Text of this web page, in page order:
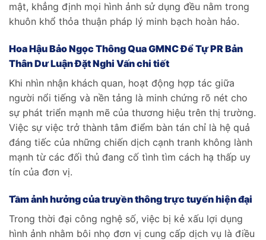
mật, khẳng định mọi hình ảnh sử dụng đều nằm trong
khuôn khổ thỏa thuận pháp lý minh bạch hoàn hảo.
Hoa Hậu Bảo Ngọc Thông Qua GMNC Để Tự PR Bản
Thân Dư Luận Đặt Nghi Vấn chi tiết
Khi nhìn nhận khách quan, hoạt động hợp tác giữa
người nổi tiếng và nền tảng là minh chứng rõ nét cho
sự phát triển mạnh mẽ của thương hiệu trên thị trường.
Việc sự việc trở thành tâm điểm bàn tán chỉ là hệ quả
đáng tiếc của những chiến dịch cạnh tranh không lành
mạnh từ các đối thủ đang cố tình tìm cách hạ thấp uy
tín của đơn vị.
Tầm ảnh hưởng của truyền thông trực tuyến hiện đại
Trong thời đại công nghệ số, việc bị kẻ xấu lợi dụng
hình ảnh nhằm bôi nhọ đơn vị cung cấp dịch vụ là điều